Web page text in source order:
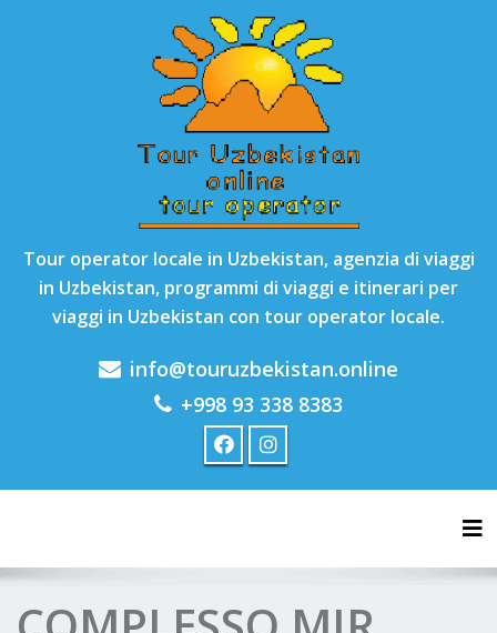
Tour operator locale in Uzbekistan, agenzia di viaggi
in Uzbekistan, programmi di viaggi e itinerari per
viaggi in Uzbekistan con tour operator locale.
info@touruzbekistan.online
+998 93 338 8383